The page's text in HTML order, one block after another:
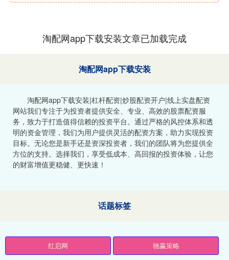
淘配网app下载安装文章已加载完成
淘配网app下载安装
淘配网app下载安装|杠杆配资|炒股配资开户|线上实盘配资
网站我们专注于为投资者提供安全、专业、高效的股票配资服
务，致力于打造值得信赖的投资平台。通过严格的风控体系和透
明的资金管理，我们为用户提供灵活的配资方案，助力实现投资
目标。无论您是新手还是资深投资者，我们的团队将为您提供全
方位的支持。选择我们，享受低成本、高回报的投资体验，让您
的财富增值更稳健、更快速！
话题标签
红启网 驰赢策略